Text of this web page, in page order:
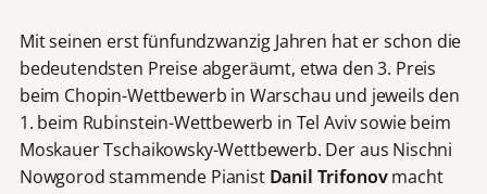
Mit seinen erst fünfundzwanzig Jahren hat er schon die
bedeutendsten Preise abgeräumt, etwa den 3. Preis
beim Chopin-Wettbewerb in Warschau und jeweils den
1. beim Rubinstein-Wettbewerb in Tel Aviv sowie beim
Moskauer Tschaikowsky-Wettbewerb. Der aus Nischni
Nowgorod stammende Pianist Danil Trifonovmacht